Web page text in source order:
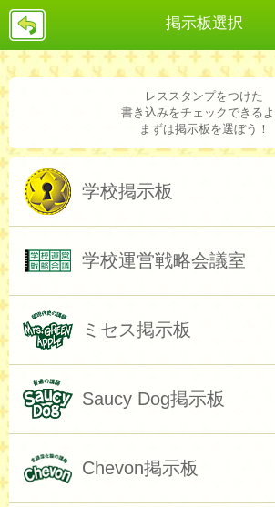
掲示板選択
戻
レススタンプをつけた
書き込みをチェックできるよ
まずは掲示板を選ぼう！
学校掲示板
学校運営戦略会議室
ミセス掲示板
Saucy Dog掲示板
Chevon掲示板